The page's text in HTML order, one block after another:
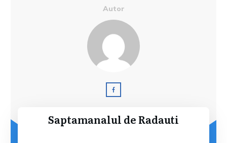
Autor
Saptamanalul de Radauti